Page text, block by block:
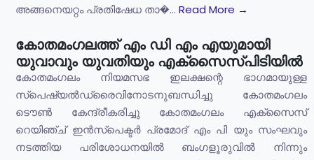
അങ്ങനെയറ്റം പ്രതിഷേധ താ�... Read More →
കോതമംഗലത്ത് എം ഡി എം എയുമായി
യുവാവും യുവതിയും എക്സൈസ്പിടിയിൽ
കോതമംഗലം നിയമസഭ ഇലക്ഷന്റെ ഭാഗമായുള്ള
സ്പെഷ്യൽഡ്രൈവിനോടനുബന്ധിച്ചു കോതമംഗലം
ടൌൺ കേന്ദ്രീകരിച്ചു കോതമംഗലം എക്സൈസ്
റെയിഞ്ച് ഇൻസ്പെക്ടർ പ്രമോദ് എം പി യും സംഘവും
നടത്തിയ പരിശോധനയിൽ ബംഗളൂരുവിൽ നിന്നും